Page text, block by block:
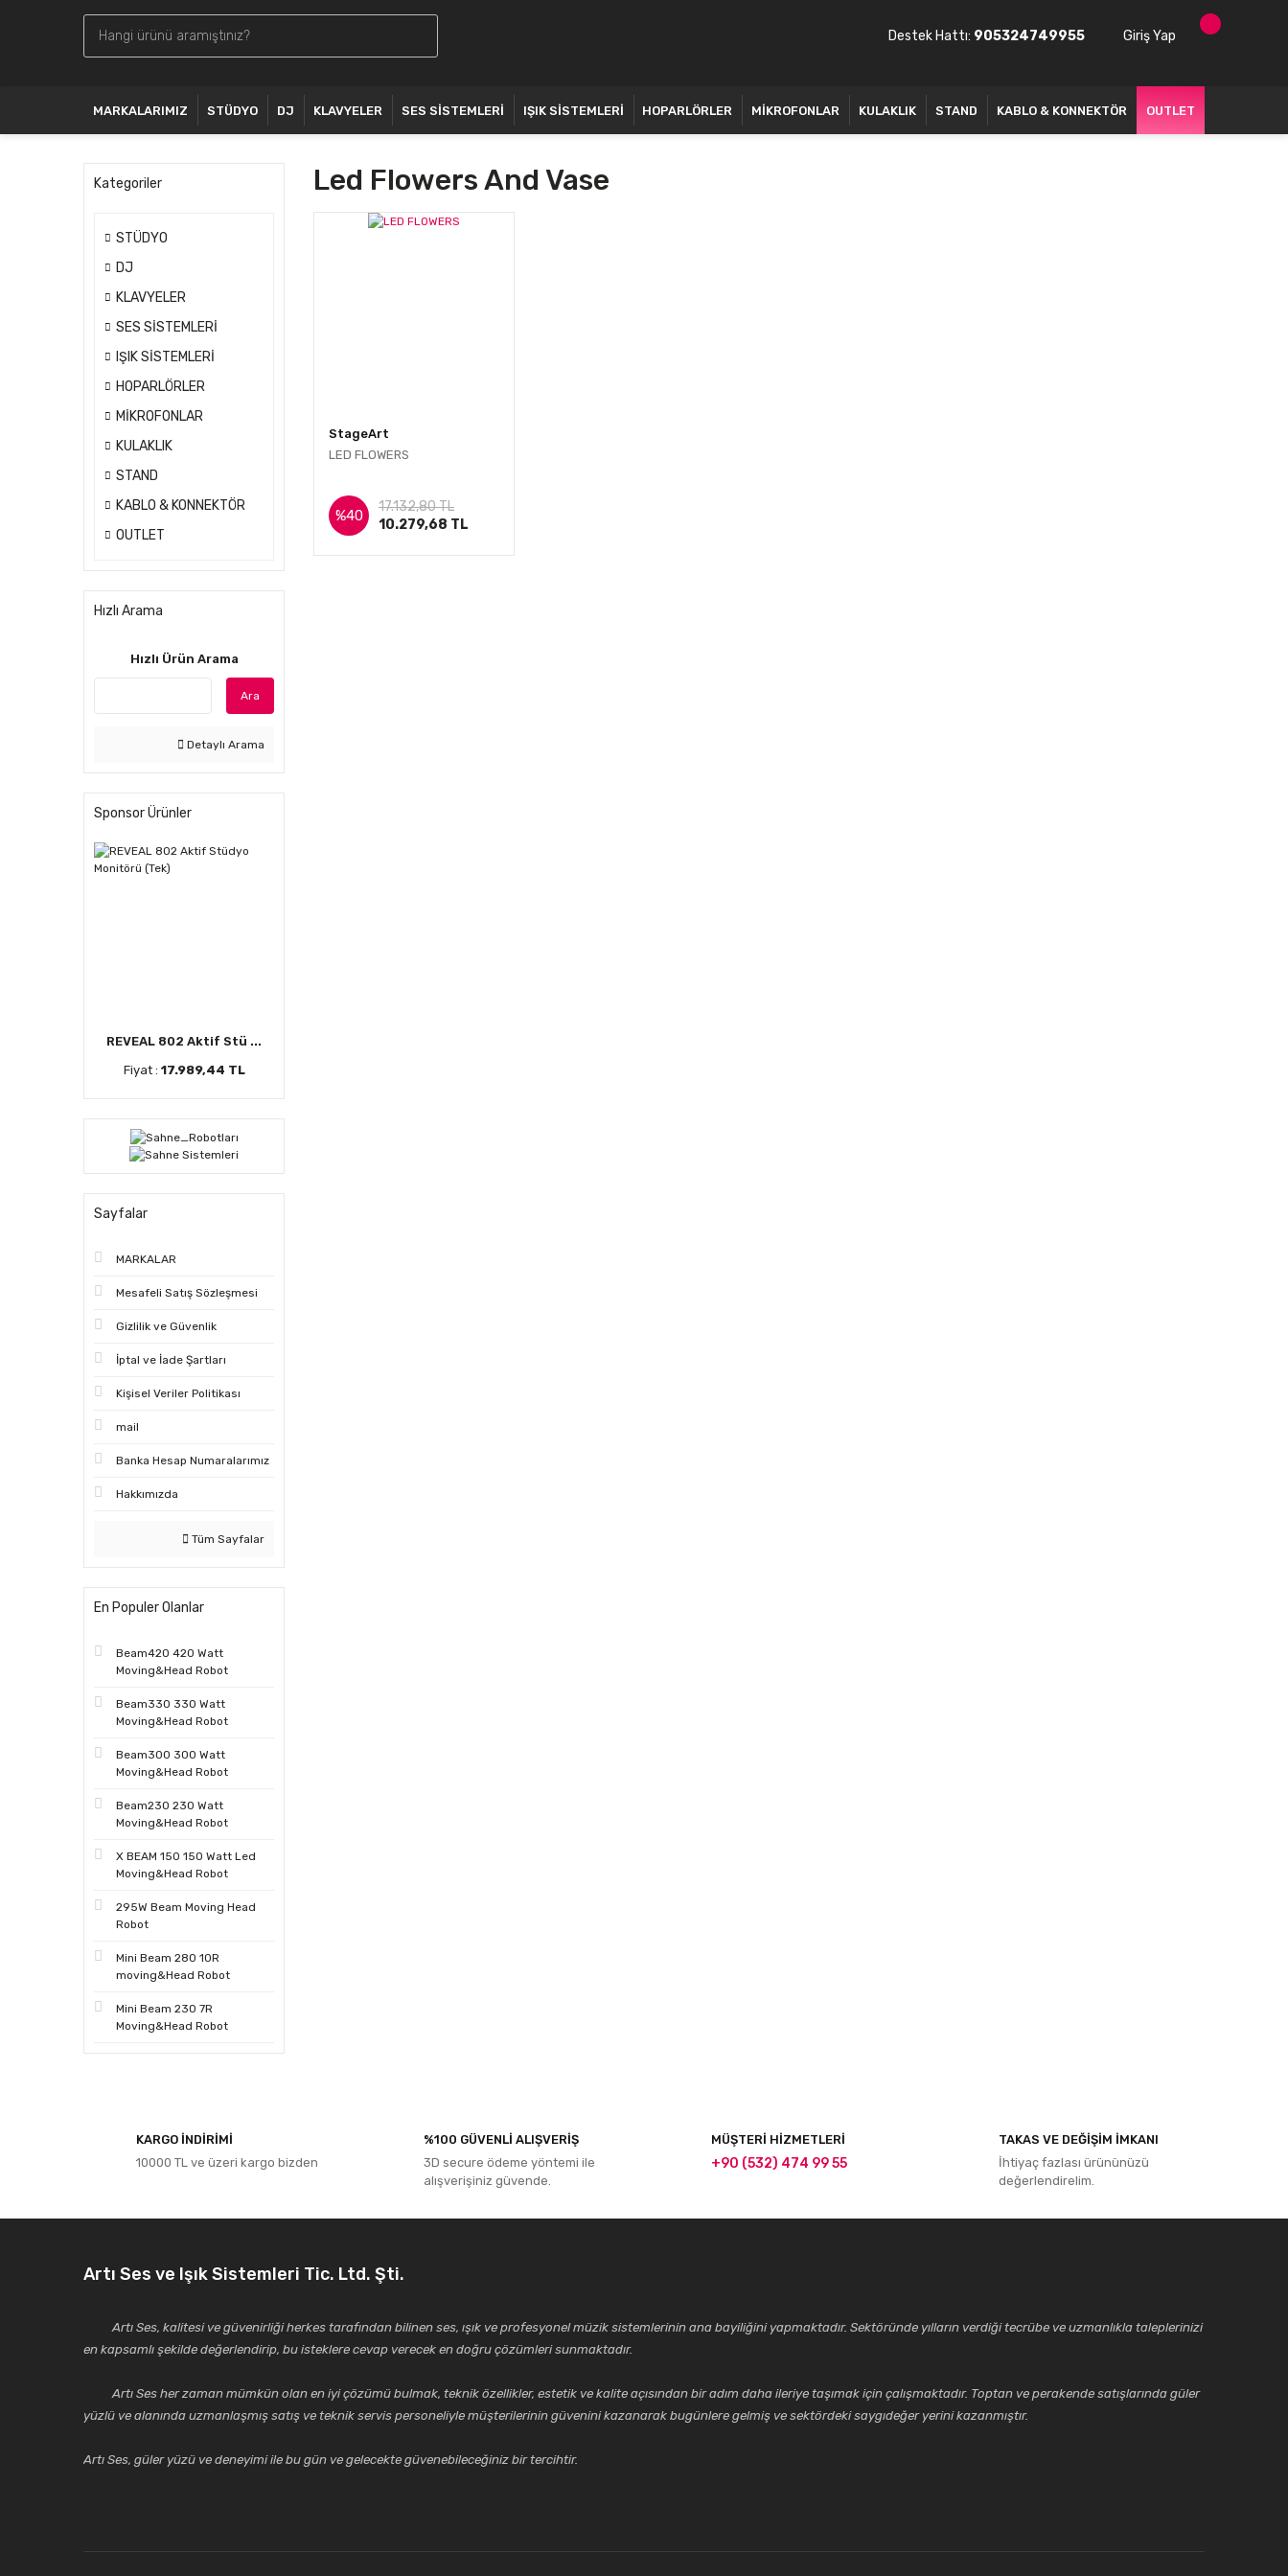
Destek Hattı: 905324749955 Giriş Yap
MARKALARIMIZ STÜDYO DJ KLAVYELER SES SİSTEMLERİ IŞIK SİSTEMLERİ HOPARLÖRLER MİKROFONLAR KULAKLIK STAND KABLO & KONNEKTÖR OUTLET
Kategoriler
STÜDYO
DJ
KLAVYELER
SES SİSTEMLERİ
IŞIK SİSTEMLERİ
HOPARLÖRLER
MİKROFONLAR
KULAKLIK
STAND
KABLO & KONNEKTÖR
OUTLET
Hızlı Arama
Hızlı Ürün Arama
Ara
Detaylı Arama
Sponsor Ürünler
REVEAL 802 Aktif Stü ...
Fiyat : 17.989,44 TL
Sayfalar
MARKALAR
Mesafeli Satış Sözleşmesi
Gizlilik ve Güvenlik
İptal ve İade Şartları
Kişisel Veriler Politikası
mail
Banka Hesap Numaralarımız
Hakkımızda
Tüm Sayfalar
En Populer Olanlar
Beam420 420 Watt
Moving&Head Robot
Beam330 330 Watt
Moving&Head Robot
Beam300 300 Watt
Moving&Head Robot
Beam230 230 Watt
Moving&Head Robot
X BEAM 150 150 Watt Led
Moving&Head Robot
295W Beam Moving Head
Robot
Mini Beam 280 10R
moving&Head Robot
Mini Beam 230 7R
Moving&Head Robot
Led Flowers And Vase
StageArt
LED FLOWERS
%40
17.132,80 TL
10.279,68 TL
KARGO İNDİRİMİ
10000 TL ve üzeri kargo bizden
%100 GÜVENLİ ALIŞVERİŞ
3D secure ödeme yöntemi ile
alışverişiniz güvende.
MÜŞTERİ HİZMETLERİ
+90 (532) 474 99 55
TAKAS VE DEĞİŞİM İMKANI
İhtiyaç fazlası ürününüzü
değerlendirelim.
Artı Ses ve Işık Sistemleri Tic. Ltd. Şti.
Artı Ses, kalitesi ve güvenirliği herkes tarafından bilinen ses, ışık ve profesyonel müzik sistemlerinin ana bayiliğini yapmaktadır. Sektöründe yılların verdiği tecrübe ve uzmanlıkla taleplerinizi
en kapsamlı şekilde değerlendirip, bu isteklere cevap verecek en doğru çözümleri sunmaktadır.
Artı Ses her zaman mümkün olan en iyi çözümü bulmak, teknik özellikler, estetik ve kalite açısından bir adım daha ileriye taşımak için çalışmaktadır. Toptan ve perakende satışlarında güler
yüzlü ve alanında uzmanlaşmış satış ve teknik servis personeliyle müşterilerinin güvenini kazanarak bugünlere gelmiş ve sektördeki saygıdeğer yerini kazanmıştır.
Artı Ses, güler yüzü ve deneyimi ile bu gün ve gelecekte güvenebileceğiniz bir tercihtir.